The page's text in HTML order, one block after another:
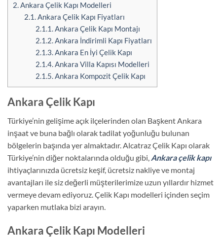
2.Ankara Çelik Kapı Modelleri
2.1.Ankara Çelik Kapı Fiyatları
2.1.1.Ankara Çelik Kapı Montajı
2.1.2.Ankara İndirimli Kapı Fiyatları
2.1.3.Ankara En İyi Çelik Kapı
2.1.4.Ankara Villa Kapısı Modelleri
2.1.5.Ankara Kompozit Çelik Kapı
Ankara Çelik Kapı
Türkiye’nin gelişime açık ilçelerinden olan Başkent Ankara
inşaat ve buna bağlı olarak tadilat yoğunluğu bulunan
bölgelerin başında yer almaktadır. Alcatraz Çelik Kapı olarak
Türkiye’nin diğer noktalarında olduğu gibi, Ankara çelik kapı
ihtiyaçlarınızda ücretsiz keşif, ücretsiz nakliye ve montaj
avantajları ile siz değerli müşterilerimize uzun yıllardır hizmet
vermeye devam ediyoruz. Çelik Kapı modelleri içinden seçim
yaparken mutlaka bizi arayın.
Ankara Çelik Kapı Modelleri